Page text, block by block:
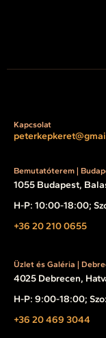
Kapcsolat
Bemutatóterem |
1055 Budapest,
H-P: 10:00-18:00;
+36 20 210 0655
Üzlet és Galéria |
4025 Debrecen,
H-P: 9:00-18:00;
+36 20 469 3044